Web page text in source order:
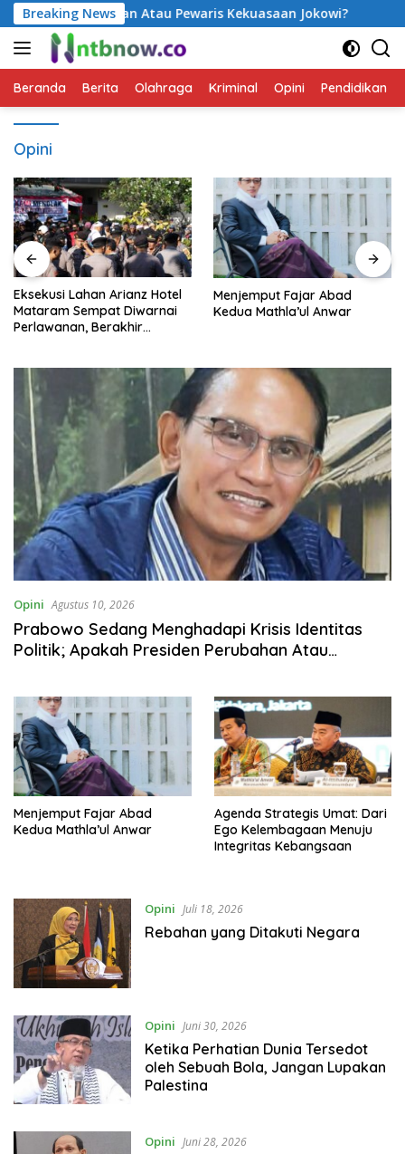
Langsung
ke
konten
Breaking News
Perubahan Atau Pewaris Kekuasaan Jokowi?
Beranda Berita Olahraga Kriminal Opini Pendidikan
Opini
Eksekusi Lahan Arianz Hotel
Mataram Sempat Diwarnai
Perlawanan, Berakhir
Menjemput Fajar Abad
Opini Agustus 10, 2026
Prabowo Sedang Menghadapi Krisis Identitas
Politik; Apakah Presiden Perubahan Atau
Menjemput Fajar Abad
Agenda Strategis Umat: Dari
Ego Kelembagaan Menuju
Opini Juli 18, 2026
Rebahan yang Ditakuti Negara
Opini Juni 30, 2026
Ketika Perhatian Dunia Tersedot
oleh Sebuah Bola, Jangan Lupakan
Palestina
Opini Juni 28, 2026